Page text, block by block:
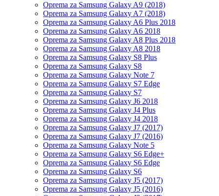
Oprema za Samsung Galaxy A9 (2018)
Oprema za Samsung Galaxy A7 (2018)
Oprema za Samsung Galaxy A6 Plus 2018
Oprema za Samsung Galaxy A6 2018
Oprema za Samsung Galaxy A8 Plus 2018
Oprema za Samsung Galaxy A8 2018
Oprema za Samsung Galaxy S8 Plus
Oprema za Samsung Galaxy S8
Oprema za Samsung Galaxy Note 7
Oprema za Samsung Galaxy S7 Edge
Oprema za Samsung Galaxy S7
Oprema za Samsung Galaxy J6 2018
Oprema za Samsung Galaxy J4 Plus
Oprema za Samsung Galaxy J4 2018
Oprema za Samsung Galaxy J7 (2017)
Oprema za Samsung Galaxy J7 (2016)
Oprema za Samsung Galaxy Note 5
Oprema za Samsung Galaxy S6 Edge+
Oprema za Samsung Galaxy S6 Edge
Oprema za Samsung Galaxy S6
Oprema za Samsung Galaxy J5 (2017)
Oprema za Samsung Galaxy J5 (2016)